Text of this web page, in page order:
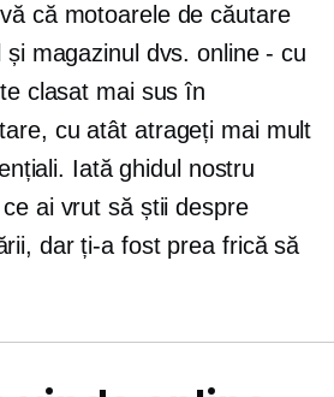
că motoarele de căutare
magazinul dvs. online - cu
clasat mai sus în
cu atât atrageți mai mult
Iată ghidul nostru
ai vrut să știi despre
dar ți-a fost prea frică să